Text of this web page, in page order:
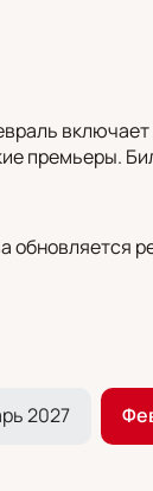
премьеры.
обновляется
2027